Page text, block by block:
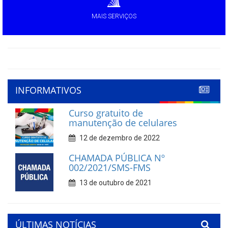
MAIS SERVIÇOS
INFORMATIVOS
Curso gratuito de
manutenção de celulares
12 de dezembro de 2022
CHAMADA PÚBLICA Nº
002/2021/SMS-FMS
13 de outubro de 2021
ÚLTIMAS NOTÍCIAS